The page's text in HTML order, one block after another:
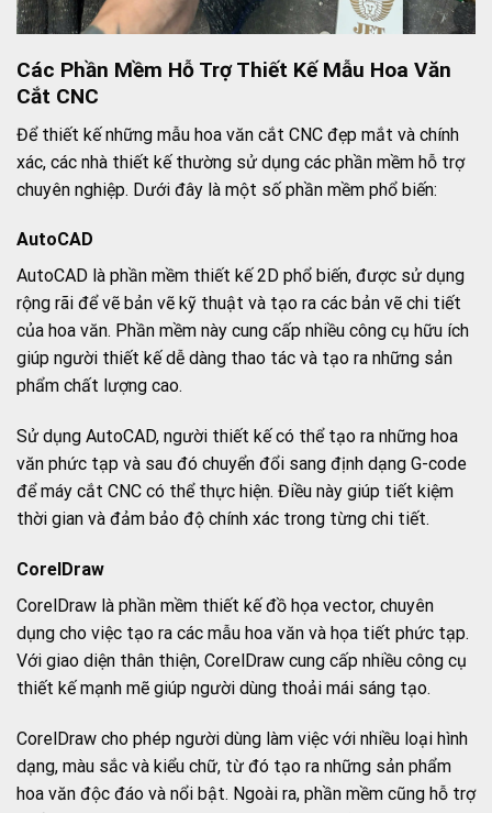
Các Phần Mềm Hỗ Trợ Thiết Kế Mẫu Hoa Văn
Cắt CNC
Để thiết kế những mẫu hoa văn cắt CNC đẹp mắt và chính
xác, các nhà thiết kế thường sử dụng các phần mềm hỗ trợ
chuyên nghiệp. Dưới đây là một số phần mềm phổ biến:
AutoCAD
AutoCAD là phần mềm thiết kế 2D phổ biến, được sử dụng
rộng rãi để vẽ bản vẽ kỹ thuật và tạo ra các bản vẽ chi tiết
của hoa văn. Phần mềm này cung cấp nhiều công cụ hữu ích
giúp người thiết kế dễ dàng thao tác và tạo ra những sản
phẩm chất lượng cao.
Sử dụng AutoCAD, người thiết kế có thể tạo ra những hoa
văn phức tạp và sau đó chuyển đổi sang định dạng G-code
để máy cắt CNC có thể thực hiện. Điều này giúp tiết kiệm
thời gian và đảm bảo độ chính xác trong từng chi tiết.
CorelDraw
CorelDraw là phần mềm thiết kế đồ họa vector, chuyên
dụng cho việc tạo ra các mẫu hoa văn và họa tiết phức tạp.
Với giao diện thân thiện, CorelDraw cung cấp nhiều công cụ
thiết kế mạnh mẽ giúp người dùng thoải mái sáng tạo.
CorelDraw cho phép người dùng làm việc với nhiều loại hình
dạng, màu sắc và kiểu chữ, từ đó tạo ra những sản phẩm
hoa văn độc đáo và nổi bật. Ngoài ra, phần mềm cũng hỗ trợ